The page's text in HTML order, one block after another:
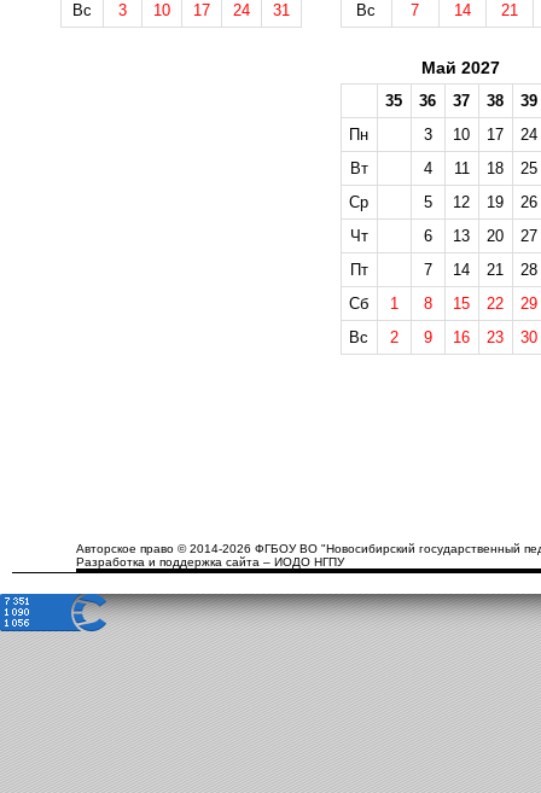
Вс
3 10 17 24 31
Вс
7 14 21
Май 2027
35 36 37 38
39
Пн
3 10 17
24
Вт
4 11 18
25
Ср
5 12 19
26
Чт
6 13 20
27
Пт
7 14 21
28
Сб
1 8 15 22
29
Вс
2 9 16 23 30
Авторское право © 2014-2026 ФГБОУ ВО "Новосибирский государственный
Разработка и поддержка сайта – ИОДО НГПУ